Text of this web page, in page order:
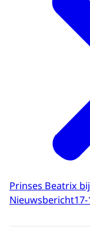
Prinses Beatrix
Nieuwsbericht